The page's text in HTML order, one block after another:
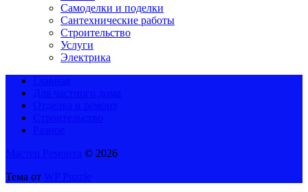
Самоделки и поделки
Сантехнические работы
Строительство
Услуги
Электрика
© 2026
Тема от